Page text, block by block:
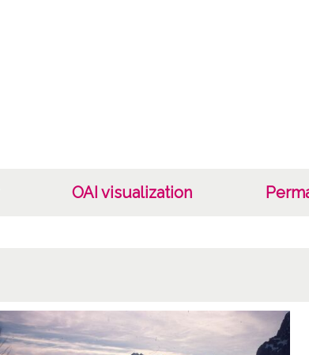
CC
OAI visualization